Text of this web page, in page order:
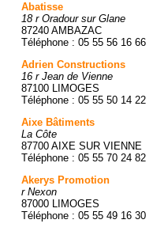
Abatisse
18 r Oradour sur Glane
87240 AMBAZAC
Téléphone : 05 55 56 16 66
Adrien Constructions
16 r Jean de Vienne
87100 LIMOGES
Téléphone : 05 55 50 14 22
Aixe Bâtiments
La Côte
87700 AIXE SUR VIENNE
Téléphone : 05 55 70 24 82
Akerys Promotion
r Nexon
87000 LIMOGES
Téléphone : 05 55 49 16 30